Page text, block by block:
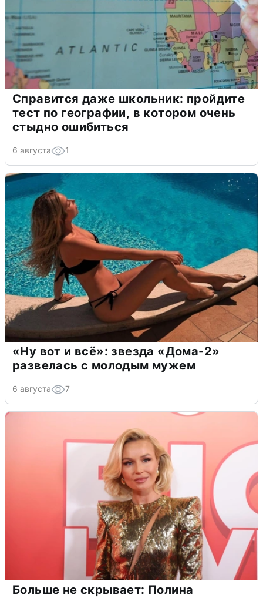
Справится даже школьник: пройдите
тест по географии, в котором очень
стыдно ошибиться
6 августа 1
«Ну вот и всё»: звезда «Дома-2»
развелась с молодым мужем
6 августа 7
Больше не скрывает: Полина